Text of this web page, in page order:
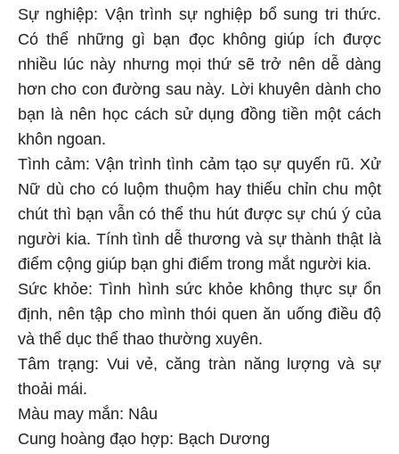
Sự nghiệp: Vận trình sự nghiệp bổ sung tri thức.
Có thể những gì bạn đọc không giúp ích được
nhiều lúc này nhưng mọi thứ sẽ trở nên dễ dàng
hơn cho con đường sau này. Lời khuyên dành cho
bạn là nên học cách sử dụng đồng tiền một cách
khôn ngoan.
Tình cảm: Vận trình tình cảm tạo sự quyến rũ. Xử
Nữ dù cho có luộm thuộm hay thiếu chỉn chu một
chút thì bạn vẫn có thể thu hút được sự chú ý của
người kia. Tính tình dễ thương và sự thành thật là
điểm cộng giúp bạn ghi điểm trong mắt người kia.
Sức khỏe: Tình hình sức khỏe không thực sự ổn
định, nên tập cho mình thói quen ăn uống điều độ
và thể dục thể thao thường xuyên.
Tâm trạng: Vui vẻ, căng tràn năng lượng và sự
thoải mái.
Màu may mắn: Nâu
Cung hoàng đạo hợp: Bạch Dương